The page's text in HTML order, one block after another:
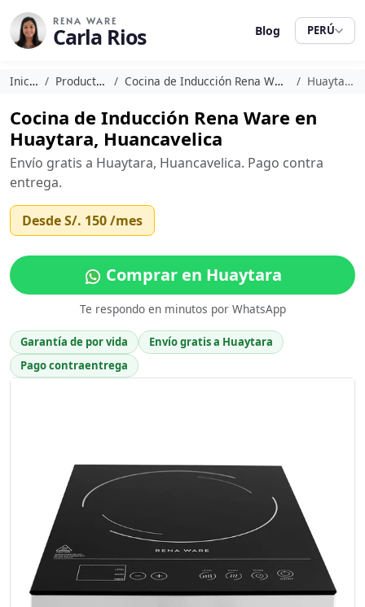
RENA WARE
Carla Rios Blog PERÚ
Inicio Productos Cocina de Inducción Rena Ware Huaytara
Cocina de Inducción Rena Ware en
Huaytara, Huancavelica
Envío gratis a Huaytara, Huancavelica. Pago contra
entrega.
DesdeS/. 150/mes
Comprar en Huaytara
Te respondo en minutos por WhatsApp
Garantía de por vida
Envío gratis a Huaytara
Pago contraentrega